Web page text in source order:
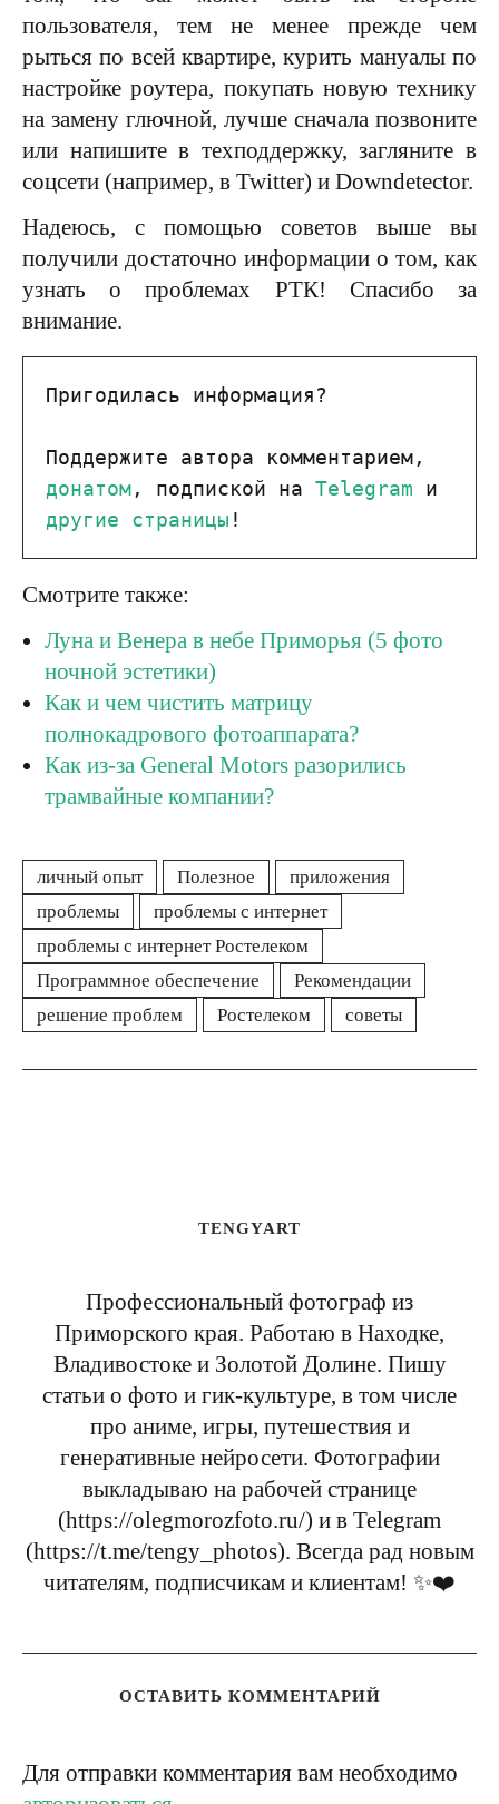
пользователя, тем не менее прежде чем
рыться по всей квартире, курить мануалы по
настройке роутера, покупать новую технику
на замену глючной, лучше сначала позвоните
или напишите в техподдержку, загляните в
соцсети (например, в Twitter) и Downdetector.
Надеюсь, с помощью советов выше вы
получили достаточно информации о том, как
узнать о проблемах РТК! Спасибо за
внимание.
Пригодилась информация?
донатом, подпиской на Telegram
другие страницы !
Смотрите также:
Луна и Венера в небе Приморья (5 фото
ночной эстетики)
Как и чем чистить матрицу
полнокадрового фотоаппарата?
Как из-за General Motors разорились
трамвайные компании?
личный опыт Полезное
приложения
проблемы
проблемы с интернет
проблемы с интернет Ростелеком
Программное обеспечение
Рекомендации
решение проблем
Ростелеком советы
TENGYART
Профессиональный фотограф из
Приморского края. Работаю в Находке,
Владивостоке и Золотой Долине. Пишу
статьи о фото и гик-культуре, в том числе
про аниме, игры, путешествия и
генеративные нейросети. Фотографии
выкладываю на рабочей странице
(https://olegmorozfoto.ru/) и в Telegram
(https://t.me/tengy_photos). Всегда рад новым
читателям, подписчикам и клиентам! ✨❤️
ОСТАВИТЬ КОММЕНТАРИЙ
Для отправки комментария вам необходимо